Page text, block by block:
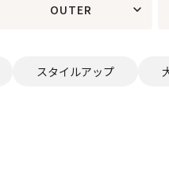
OUTER
スタイルアップ